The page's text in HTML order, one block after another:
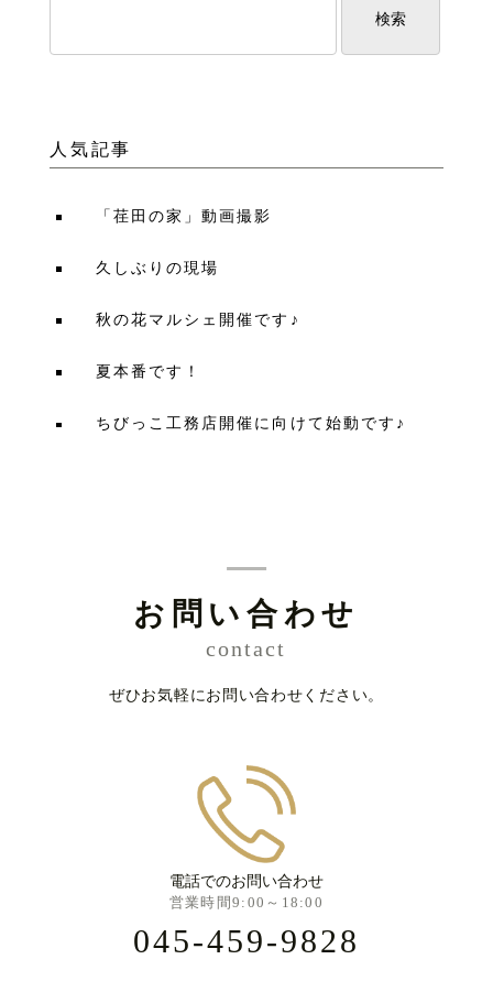
人気記事
「荏田の家」動画撮影
久しぶりの現場
秋の花マルシェ開催です♪
夏本番です！
ちびっこ工務店開催に向けて始動です♪
お問い合わせ
contact
ぜひお気軽にお問い合わせください。
電話でのお問い合わせ
営業時間9:00～18:00
045-459-9828